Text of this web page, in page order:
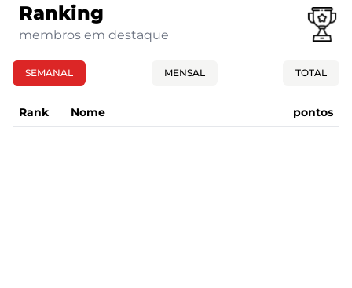
Ranking
membros em destaque
SEMANAL MENSAL TOTAL
Rank Nome pontos